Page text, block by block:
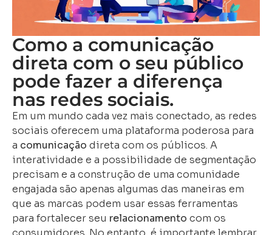
Como a comunicação
direta com o seu público
pode fazer a diferença
nas redes sociais.
Em um mundo cada vez mais conectado, as redes
sociais oferecem uma plataforma poderosa para
a comunicação direta com os públicos. A
interatividade e a possibilidade de segmentação
precisam e a construção de uma comunidade
engajada são apenas algumas das maneiras em
que as marcas podem usar essas ferramentas
para fortalecer seu relacionamento com os